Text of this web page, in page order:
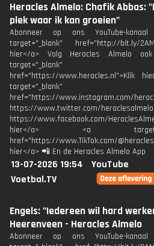
Heracles Almelo: Chafik Abbas:
plek waar ik kan groeien"
Abonneer op ons YouTube-
target="_blank" href="http://bit.ly/
hier</a> Volg Heracles Almelo
target="_blank"
href="https://www.heracles.nl">Klik
target="_blank"
href="https://www.instagram.com/
https://www.twitter.com/heraclesalmelo
https://www.facebook.com/
hier</a> <a
href="https://www.TikTok.com/
hier</a> 📲 En de Heracles Almelo App
13-07-2026 19:54
YouTube
Voetbal.TV
Engels: "Iedereen wil hard
Heerenveen - Heracles Almelo
Abonneer op ons YouTube-